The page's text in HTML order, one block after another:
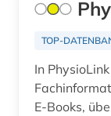
TOP-
In
E-Books,